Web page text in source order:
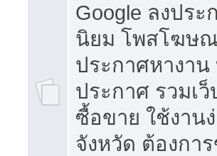
Google ลงปร
นิยม โพสโฆษ
ประกาศหางาน
ประกาศ รวมเ
ซื้อขาย ใช้งาน
จังหวัด ต้องกา